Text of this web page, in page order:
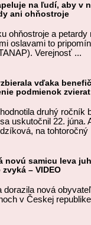
na ľudí, aby v
ani ohňostroje
ohňostroje a
oslavami to
Verejnosť ...
vďaka
podmienok zvierat
druhý ročník
uskutočnil 22. júna.
na tohtoročný
novú samicu leva
– VIDEO
dorazila nová
v Českej